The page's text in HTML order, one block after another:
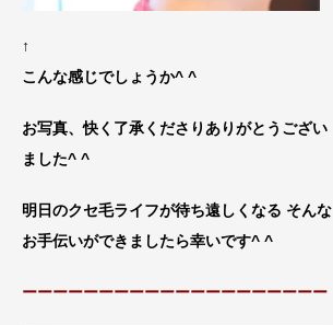
↑
こんな感じでしょうか^ ^
お写真、快く了承くださりありがとうござい
ました^ ^
明日のクセ毛ライフが待ち遠しくなる そんな
お手伝いができましたら幸いです^ ^
ーーーーーーーーーーーーーーーーーーーー